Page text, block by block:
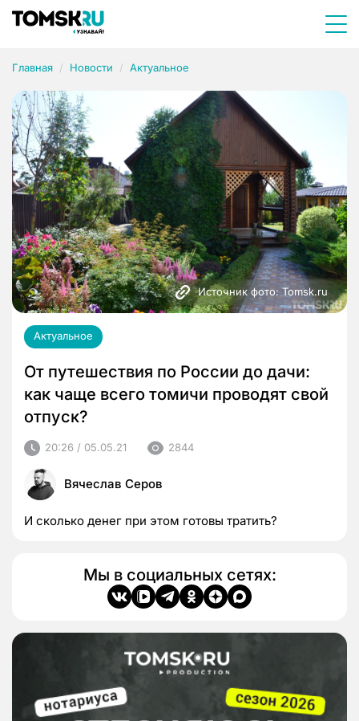
Главная Новости Актуальное
Источник фото: Tomsk.ru
Актуальное
От путешествия по России до дачи:
как чаще всего томичи проводят свой
отпуск?
20:26 / 05.05.21 2844
Вячеслав Серов
И сколько денег при этом готовы тратить?
Мы в социальных сетях: